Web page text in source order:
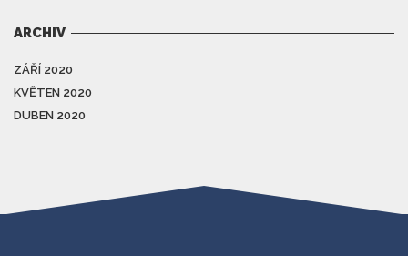
ARCHIV
ZÁŘÍ 2020
KVĚTEN 2020
DUBEN 2020